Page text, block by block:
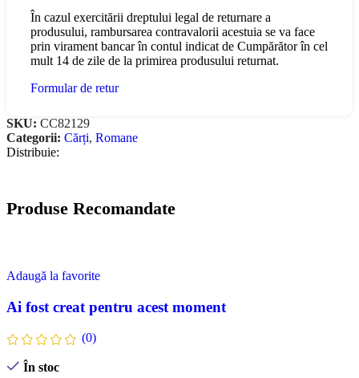
În cazul exercitării dreptului legal de returnare a
produsului, rambursarea contravalorii acestuia se va face
prin virament bancar în contul indicat de Cumpărător în cel
mult 14 de zile de la primirea produsului returnat.
Formular de retur
SKU: CC82129
Categorii: Cărți, Romane
Distribuie:
Produse Recomandate
Adaugă la favorite
Ai fost creat pentru acest moment
(0)
În stoc